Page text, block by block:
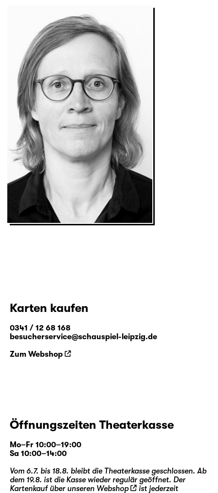
Karten kaufen
0341 / 12 68 168
besucherservice@schauspiel-leipzig.de
Zum Webshop
Öffnungszeiten Theaterkasse
Mo–Fr 10:00–19:00
Sa 10:00–14:00
Vom 6.7. bis 18.8. bleibt die Theaterkasse geschlossen. Ab
dem 19.8. ist die Kasse wieder regulär geöffnet. Der
Kartenkauf über unseren Webshop
ist jederzeit